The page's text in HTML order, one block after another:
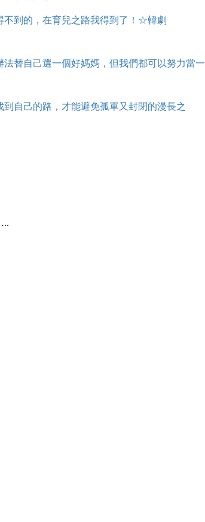
到的，在育兒之路我得到了！☆韓劇
替自己選一個好媽媽，但我們都可以努力當一
自己的路，才能避免孤單又封閉的漫長之